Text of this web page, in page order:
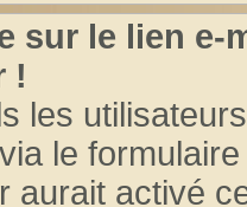
sur le lien e-
!
les
le
aurait activé